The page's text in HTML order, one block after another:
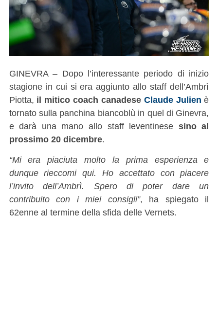
GINEVRA – Dopo l’interessante periodo di inizio
stagione in cui si era aggiunto allo staff dell’Ambrì
Piotta, il mitico coach canadese Claude Julien è
tornato sulla panchina biancoblù in quel di Ginevra,
e darà una mano allo staff leventinese sino al
prossimo 20 dicembre.
“Mi era piaciuta molto la prima esperienza e
dunque rieccomi qui. Ho accettato con piacere
l’invito dell’Ambrì. Spero di poter dare un
contribuito con i miei consigli”, ha spiegato il
62enne al termine della sfida delle Vernets.